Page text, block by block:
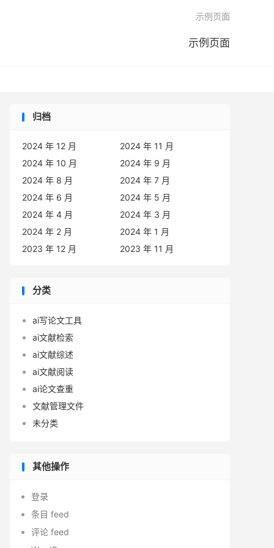
示例页面
示例页面
归档
2024 年 12 月
2024 年 11 月
2024 年 10 月
2024 年 9 月
2024 年 8 月
2024 年 7 月
2024 年 6 月
2024 年 5 月
2024 年 4 月
2024 年 3 月
2024 年 2 月
2024 年 1 月
2023 年 12 月
2023 年 11 月
分类
ai写论文工具
ai文献检索
ai文献综述
ai文献阅读
ai论文查重
文献管理文件
未分类
其他操作
登录
条目 feed
评论 feed